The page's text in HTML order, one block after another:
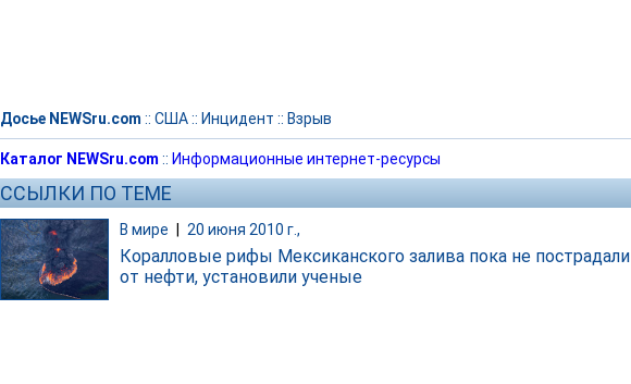
Досье NEWSru.com :: США:: Инцидент :: Взрыв
Каталог NEWSru.com :: Информационные интернет-ресурсы
ССЫЛКИ ПО ТЕМЕ
В мире 20 июня 2010 г.,
Коралловые рифы Мексиканского залива пока не пострадали
от нефти, установили ученые